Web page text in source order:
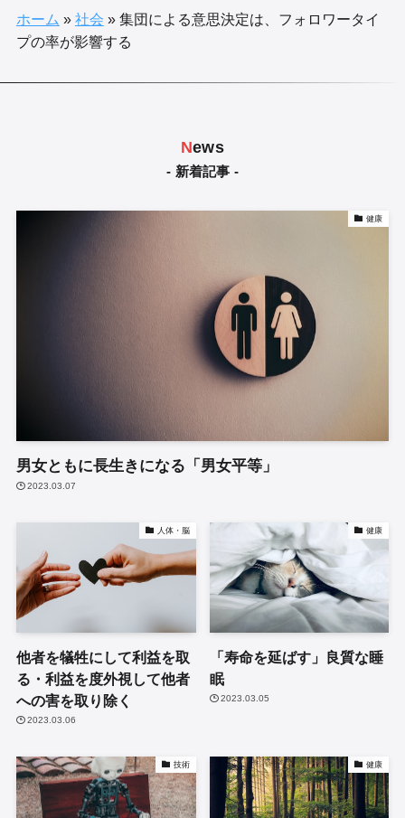
ホーム » 社会 »集団による意思決定は、フォロワータイ
プの率が影響する
News
- 新着記事 -
健康
男女ともに長生きになる「男女平等」
2023.03.07
人体・脳
他者を犠牲にして利益を取
る・利益を度外視して他者
への害を取り除く
2023.03.06
健康
「寿命を延ばす」良質な睡
眠
2023.03.05
技術 健康